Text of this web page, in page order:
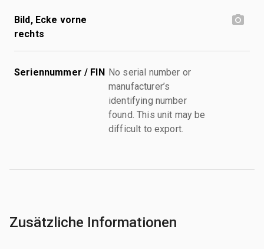
Bild, Ecke vorne
rechts
Seriennummer / FIN No serial number or
manufacturer’s
identifying number
found. This unit may be
difficult to export.
Zusätzliche Informationen